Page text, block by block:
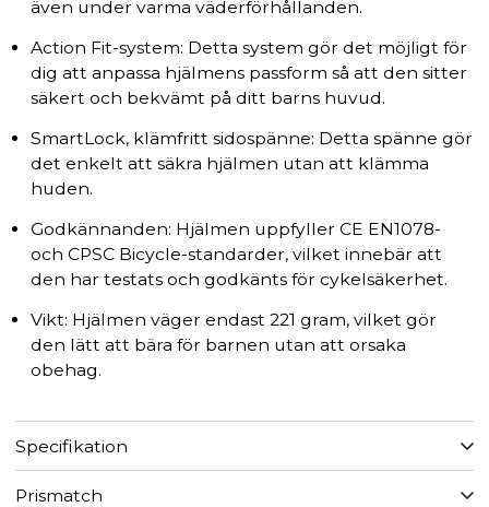
även under varma väderförhållanden.
Action Fit-system: Detta system gör det möjligt för
dig att anpassa hjälmens passform så att den sitter
säkert och bekvämt på ditt barns huvud.
SmartLock, klämfritt sidospänne: Detta spänne gör
det enkelt att säkra hjälmen utan att klämma
huden.
Godkännanden: Hjälmen uppfyller CE EN1078-
och CPSC Bicycle-standarder, vilket innebär att
den har testats och godkänts för cykelsäkerhet.
Vikt: Hjälmen väger endast 221 gram, vilket gör
den lätt att bära för barnen utan att orsaka
obehag.
Specifikation
Prismatch